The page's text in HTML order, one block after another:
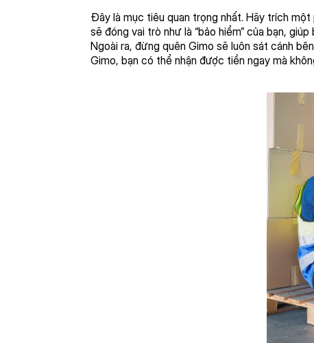
Đây là mục tiêu quan trọng nhất. Hãy trích
sẽ đóng vai trò như là “bảo hiểm” của bạn,
Ngoài ra, đừng quên Gimo sẽ luôn sát cánh
Gimo, bạn có thể nhận được tiền ngay mà